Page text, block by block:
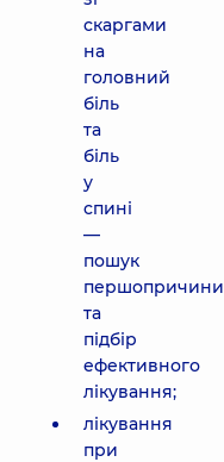
скаргами
на
головний
біль
та
біль
у
спині
—
пошук
першопричини
та
підбір
ефективного
лікування;
лікування
при